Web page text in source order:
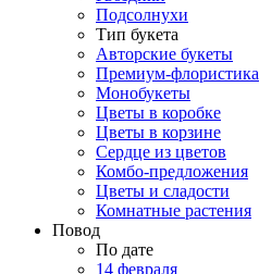
Подсолнухи
Тип букета
Авторские букеты
Премиум-флористика
Монобукеты
Цветы в коробке
Цветы в корзине
Сердце из цветов
Комбо-предложения
Цветы и сладости
Комнатные растения
Повод
По дате
14 февраля